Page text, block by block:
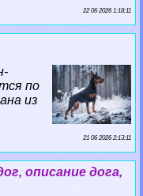
22 06 2026 1:18:11
по
из
21 06 2026 2:13:11
описание дога,